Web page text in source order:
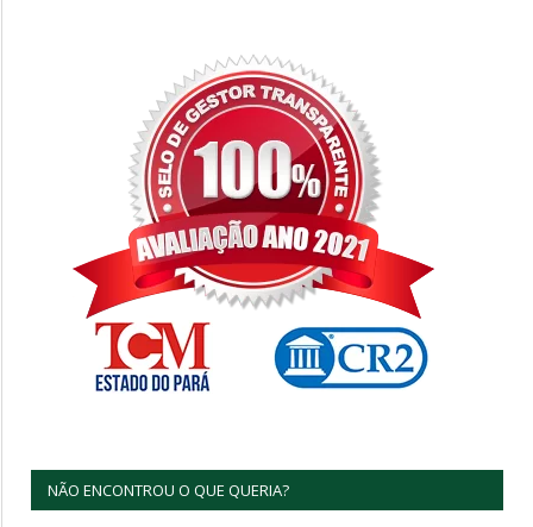
NÃO ENCONTROU O QUE QUERIA?